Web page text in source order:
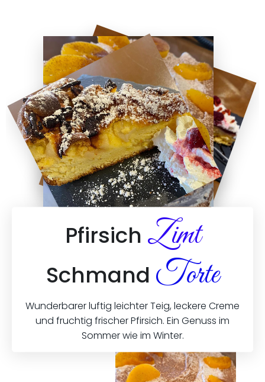
Pfirsich Zimt
Schmand Torte
Wunderbarer luftig leichter Teig, leckere Creme
und fruchtig frischer Pfirsich. Ein Genuss im
Sommer wie im Winter.